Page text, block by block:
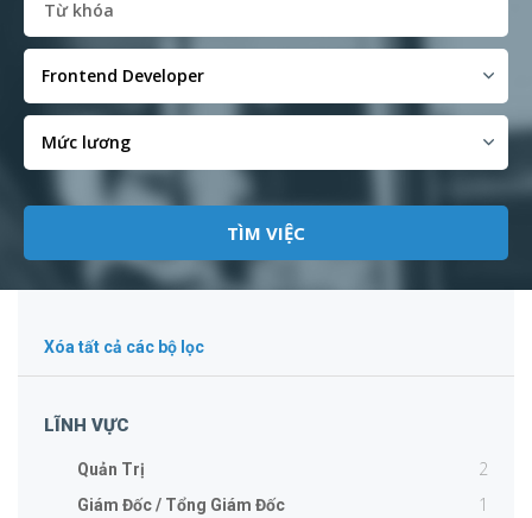
Xóa tất cả các bộ lọc
LĨNH VỰC
Quản Trị 2
Giám Đốc / Tổng Giám Đốc 1